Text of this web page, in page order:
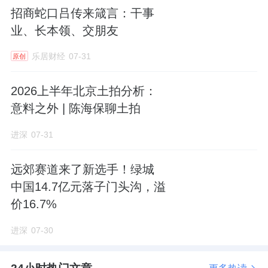
配套层面，项目自带约5500㎡会所，规划有50
米标准泳池、网球场、壁球馆、儿童剧场等设
施，3万平方米商业，1.3万平方米的社区配套
施、2000㎡菜场以及社区文化等。
在这个项目中，中海、
中旅投资分别占股50.5%、35%、10%、
4.5%。
中海是主导者，项目公司“上海新东安企业发展
有限公司”的主要人员也由中海上海公司的管理
招商蛇口吕传来箴言：干事
业、长本领、交朋友
原创 乐居财经 07-31
2026上半年北京土拍分析：
意料之外 | 陈海保聊土拍
进深 07-31
远郊赛道来了新选手！绿城
中国14.7亿元落子门头沟，溢
价16.7%
进深 07-30